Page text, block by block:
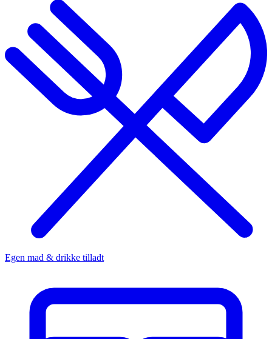
Egen mad & drikke tilladt